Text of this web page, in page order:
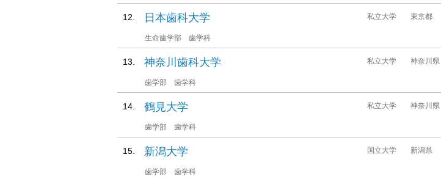
日本歯科大学 私立大学 東京都
生命歯学部 歯学科
神奈川歯科大学 私立大学 神奈川県
歯学部 歯学科
鶴見大学 私立大学 神奈川県
歯学部 歯学科
新潟大学 国立大学 新潟県
歯学部 歯学科